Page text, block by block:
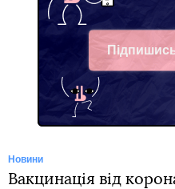
Facebook
Новини
Вакцинація від